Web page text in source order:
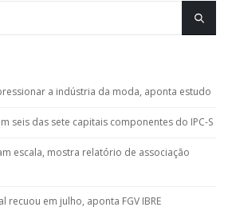
a indústria da moda, aponta estudo
seis das sete capitais componentes do IPC-S
escala, mostra relatório de associação
recuou em julho, aponta FGV IBRE